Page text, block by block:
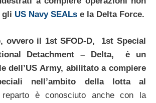
gli US Navy SEALs e la Delta Force.
ovvero il 1st SFOD-D, 1st Special
Detachment – Delta, è un
dell’US Army, abilitato a compiere
nell’ambito della lotta al
è conosciuto anche con la